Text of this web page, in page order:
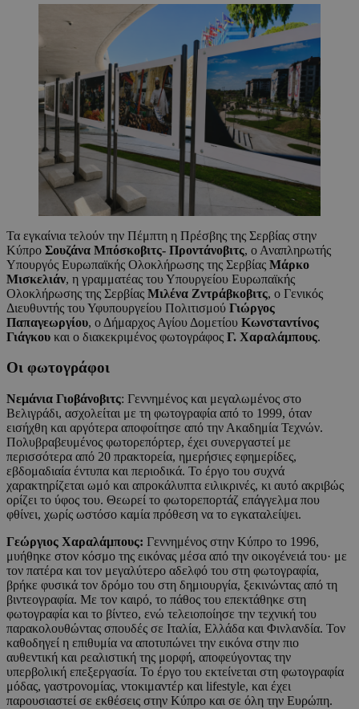
Τα εγκαίνια τελούν την Πέμπτη η Πρέσβης της Σερβίας στην
Κύπρο Σουζάνα Μπόσκοβιτς- Προντάνοβιτς, ο Αναπληρωτής
Υπουργός Ευρωπαϊκής Ολοκλήρωσης της Σερβίας Μάρκο
Μισκελιάν, η γραμματέας του Υπουργείου Ευρωπαϊκής
Ολοκλήρωσης της Σερβίας Μιλένα Ζντράβκοβιτς, ο Γενικός
Διευθυντής του Υφυπουργείου Πολιτισμού Γιώργος
Παπαγεωργίου, ο Δήμαρχος Αγίου Δομετίου Κωνσταντίνος
Γιάγκου και ο διακεκριμένος φωτογράφος Γ. Χαραλάμπους.
Οι φωτογράφοι
Νεμάνια Γιοβάνοβιτς: Γεννημένος και μεγαλωμένος στο
Βελιγράδι, ασχολείται με τη φωτογραφία από το 1999, όταν
εισήχθη και αργότερα αποφοίτησε από την Ακαδημία Τεχνών.
Πολυβραβευμένος φωτορεπόρτερ, έχει συνεργαστεί με
περισσότερα από 20 πρακτορεία, ημερήσιες εφημερίδες,
εβδομαδιαία έντυπα και περιοδικά. Το έργο του συχνά
χαρακτηρίζεται ωμό και απροκάλυπτα ειλικρινές, κι αυτό ακριβώς
ορίζει το ύφος του. Θεωρεί το φωτορεπορτάζ επάγγελμα που
φθίνει, χωρίς ωστόσο καμία πρόθεση να το εγκαταλείψει.
Γεώργιος Χαραλάμπους: Γεννημένος στην Κύπρο το 1996,
μυήθηκε στον κόσμο της εικόνας μέσα από την οικογένειά του· με
τον πατέρα και τον μεγαλύτερο αδελφό του στη φωτογραφία,
βρήκε φυσικά τον δρόμο του στη δημιουργία, ξεκινώντας από τη
βιντεογραφία. Με τον καιρό, το πάθος του επεκτάθηκε στη
φωτογραφία και το βίντεο, ενώ τελειοποίησε την τεχνική του
παρακολουθώντας σπουδές σε Ιταλία, Ελλάδα και Φινλανδία. Τον
καθοδηγεί η επιθυμία να αποτυπώνει την εικόνα στην πιο
αυθεντική και ρεαλιστική της μορφή, αποφεύγοντας την
υπερβολική επεξεργασία. Το έργο του εκτείνεται στη φωτογραφία
μόδας, γαστρονομίας, ντοκιμαντέρ και lifestyle, και έχει
παρουσιαστεί σε εκθέσεις στην Κύπρο και σε όλη την Ευρώπη.